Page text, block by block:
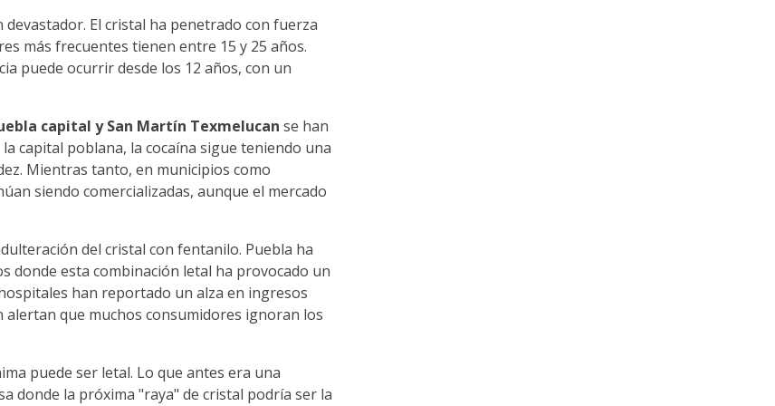
El cristal ha penetrado con fuerza
más frecuentes tienen entre 15 y 25 años.
puede ocurrir desde los 12 años, con un
capital y San Martín Texmelucan se han
capital poblana, la cocaína sigue teniendo una
Mientras tanto, en municipios como
siendo comercializadas, aunque el mercado
del cristal con fentanilo. Puebla ha
donde esta combinación letal ha provocado un
han reportado un alza en ingresos
que muchos consumidores ignoran los
puede ser letal. Lo que antes era una
donde la próxima "raya" de cristal podría ser la